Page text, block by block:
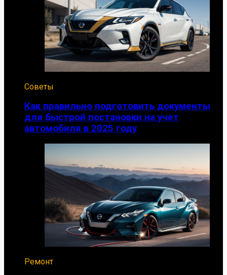
Советы
Как правильно подготовить документы
для быстрой постановки на учет
автомобиля в 2025 году
Ремонт